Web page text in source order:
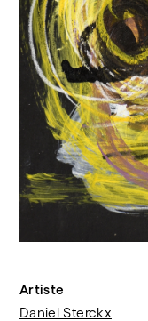
Artiste
Daniel Sterckx